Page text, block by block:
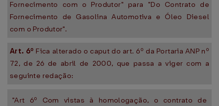
Fornecimento com o Produtor" para "Do Contrato de
Fornecimento de Gasolina Automotiva e Óleo Diesel
com o Produtor".
Art. 6º Fica alterado o caput do art. 6º da Portaria ANP nº
72, de 26 de abril de 2000, que passa a viger com a
seguinte redação:
"Art 6º Com vistas à homologação, o contrato de